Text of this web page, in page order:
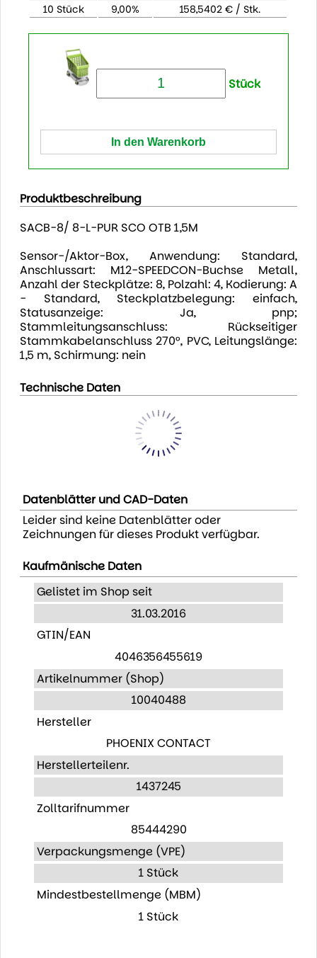
10 Stück
9,00% 158,5402 € / Stk.
Stück
Produktbeschreibung
SACB-8/ 8-L-PUR SCO OTB 1,5M
Sensor-/Aktor-Box, Anwendung: Standard,
Anschlussart: M12-SPEEDCON-Buchse Metall,
Anzahl der Steckplätze: 8, Polzahl: 4, Kodierung: A
- Standard, Steckplatzbelegung: einfach,
Statusanzeige: Ja, pnp;
Stammleitungsanschluss: Rückseitiger
Stammkabelanschluss 270°, PVC, Leitungslänge:
1,5 m, Schirmung: nein
Technische Daten
Datenblätter und CAD-Daten
Leider sind keine Datenblätter oder
Zeichnungen für dieses Produkt verfügbar.
Kaufmänische Daten
Gelistet im Shop seit
31.03.2016
GTIN/EAN
4046356455619
Artikelnummer (Shop)
10040488
Hersteller
PHOENIX CONTACT
Herstellerteilenr.
1437245
Zolltarifnummer
85444290
Verpackungsmenge (VPE)
1 Stück
Mindestbestellmenge (MBM)
1 Stück